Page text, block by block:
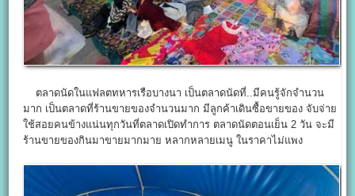
ตลาดนัดในแฟลตทหารเรือบางนา เป็นตลาดนัดที่..มีคนรู้จักจำนวน
มาก เป็นตลาดที่ร้านขายของจำนวนมาก มีลูกค้าเดินซื้อขายของ จับจ่าย
ใช้สอยคนข้างแน่นทุกวันที่ตลาดเปิดทำการ ตลาดนัดตอนเย็น 2 วัน จะมี
ร้านขายของกินมาขายมากมาย หลากหลายเมนู ในราคาไม่แพง